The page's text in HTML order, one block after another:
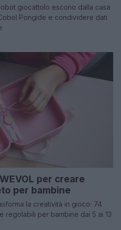
giocattolo escono dalla casa
Pongide e condividere dati
per creare
per bambine
la creatività in gioco: 74
regolabili per bambine dai 5 ai 13